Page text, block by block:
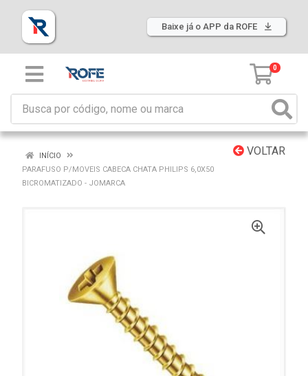
Baixe já o APP da ROFE
0
VOLTAR
INÍCIO
PARAFUSO P/MOVEIS CABECA CHATA PHILIPS 6,0X50
BICROMATIZADO - JOMARCA